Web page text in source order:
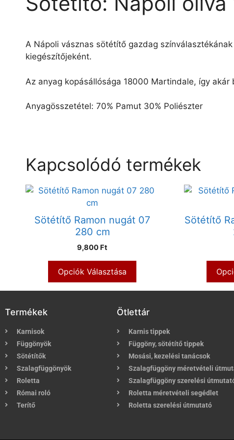
A Nápoli vásznas sötétítő gazdag
kiegészítőjeként.
Az anyag kopásállósága 18000 Martindale, így
Anyagösszetétel: 70% Pamut 30% Poliészter
Kapcsolódó termékek
Sötétítő Ramon nugát 07
280 cm
9,800 Ft
Opciók Választása
Sötétítő
Termékek
Karnisok
Függönyök
Sötétítők
Szalagfüggönyök
Roletta
Római roló
Terítő
Ötlettár
Karnis tippek
Függöny, sötétítő tippek
Mosási, kezelési tanácsok
Szalagfüggöny méretvételi
Szalagfüggöny szerelési
Roletta méretvételi segédlet
Roletta szerelési útmutató